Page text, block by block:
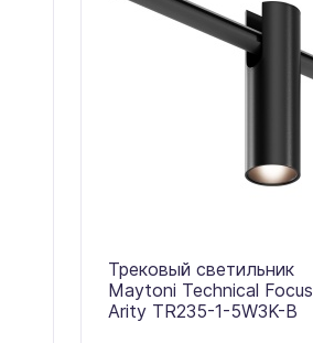
Трековый светильник
Maytoni Technical Focus
Arity TR235-1-5W3K-B